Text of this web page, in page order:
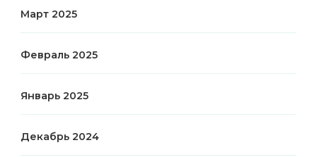
Март 2025
Февраль 2025
Январь 2025
Декабрь 2024